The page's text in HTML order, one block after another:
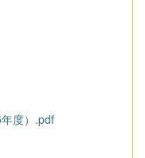
度）.pdf